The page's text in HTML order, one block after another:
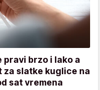
pravi brzo i lako a
za slatke kuglice na
sat vremena